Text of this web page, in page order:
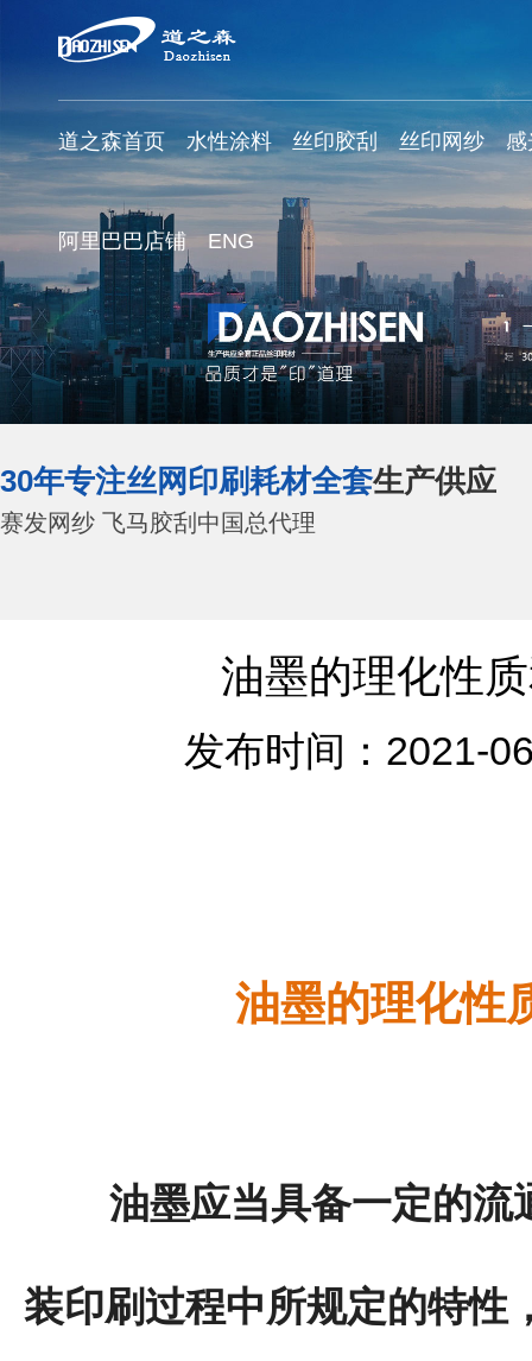
道之森首页 水性涂料 丝印胶刮 丝印网纱 感
阿里巴巴店铺 ENG
30年专注丝网印刷耗材全套生产供应
赛发网纱 飞马胶刮中国总代理
油墨的理化性
发布时间：2021-
油墨的理化性
油墨应当具备一定的流
装印刷过程中所规定的特性